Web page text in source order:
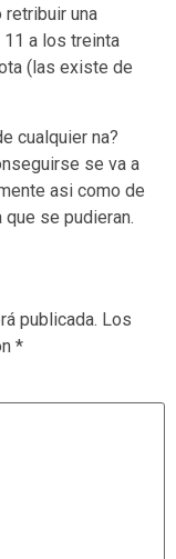
una
11 a los treinta
(las existe de
cualquier na?
se va a
asi­ como de
se pudieran.
publicada. Los
*